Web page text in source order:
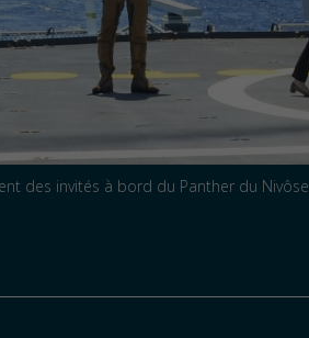
des invités à bord du Panther du Nivôse